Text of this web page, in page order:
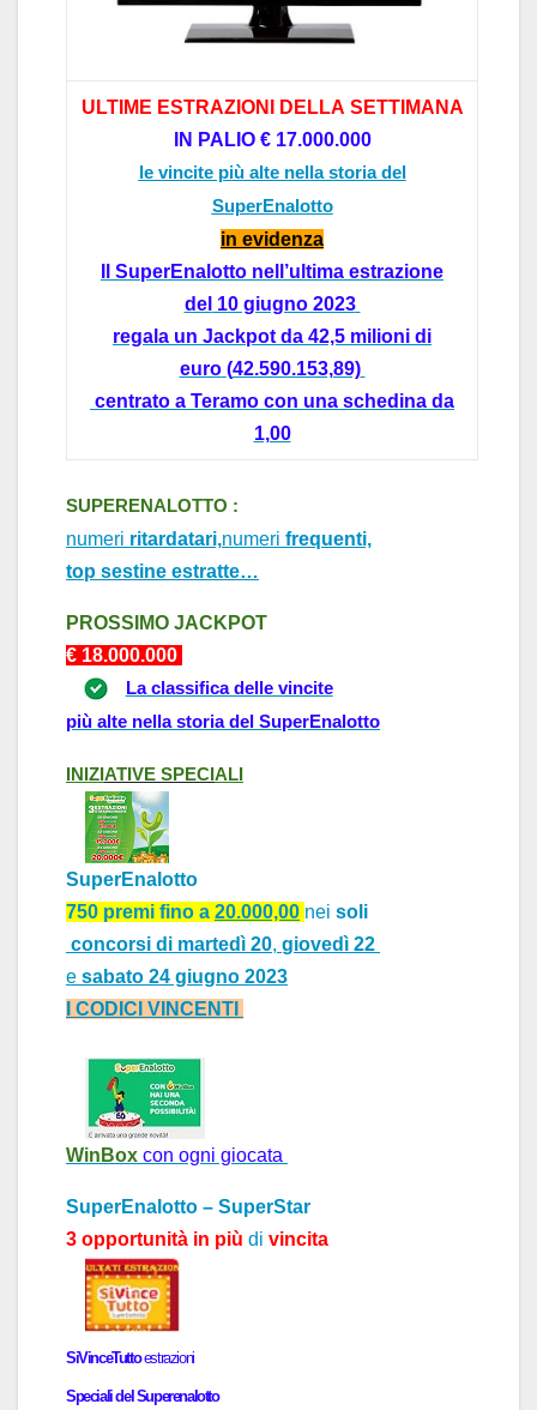
ULTIME ESTRAZIONI DELLA SETTIMANA
IN PALIO € 17.000.000
le vincite più alte nella storia del
SuperEnalotto
in evidenza
SuperEnalotto nel l’ultima estrazione
del 10 giugno 2023
regala un Jackpot da 42,5 milioni di
euro (42.590.153,89)
centrato a Teramo con una schedina da
1,00
SUPERENALOTTO :
numeri ritardatari,numeri frequenti,
top sestine estratte…
PROSSIMO JACKPOT
€ 18.000.000
La classifica delle vincite
più alte nella storia del SuperEnalotto
INIZI ATIVE SPECI ALI
SuperEnalotto
750 premi fino a 20.000,00 nei soli
concorsi di martedì 20, giovedì 22
e sabato 24 giugno 2023
I CODICI VINCENTI
WinBox con ogni giocata
SuperEnalotto – SuperStar
3 opportunità in più di vincita
SiVinceTuttoestrazioni
Speciali del Superenalotto